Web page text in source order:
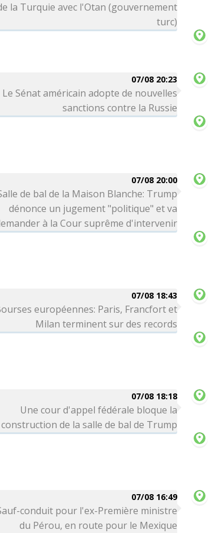
la Turquie avec l'Otan (gouvernement
turc)
07/08 20:23
Le Sénat américain adopte de nouvelles
sanctions contre la Russie
07/08 20:00
de bal de la Maison Blanche: Trump
dénonce un jugement "politique" et va
à la Cour suprême d'intervenir
07/08 18:43
européennes: Paris, Francfort et
Milan terminent sur des records
07/08 18:18
Une cour d'appel fédérale bloque la
construction de la salle de bal de Trump
07/08 16:49
conduit pour l'ex-Première ministre
du Pérou, en route pour le Mexique